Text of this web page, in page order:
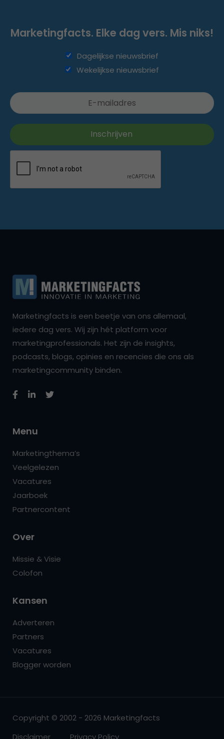
Marketingfacts. Elke dag vers. Mis niks!
Dagelijkse nieuwsbrief
Wekelijkse nieuwsbrief
Marketingfacts is een beetje van ons allemaal,
iedere dag vers. Wij zijn hét platform voor
marketingprofessionals. Het zijn de insights,
podcasts, blogs, opinies en recencies die ons als
marketingcommunity binden.
Menu
Marketingthema’s
Veelgelezen
Vacatures
Jaarboek
Partnercontent
Over
Missie & Visie
Colofon
Kansen
Adverteren
Partners
Vacatures
Blogger worden
Copyright © 2002 - 2026 Marketingfacts
Disclaimer
Privacy Policy